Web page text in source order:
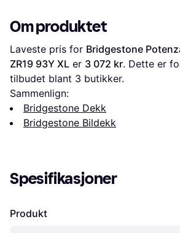
Om produktet
Laveste pris for Bridgestone
ZR19 93Y XL er 3 072 kr. Dette er
tilbudet blant 3 butikker.
Sammenlign:
Bridgestone Dekk
Bridgestone Bildekk
Spesifikasjoner
Produkt